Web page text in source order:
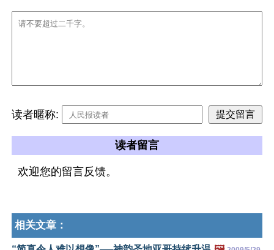
读者暱称:
读者留言
欢迎您的留言反馈。
相关文章：